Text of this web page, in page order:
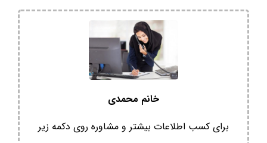
خانم محمدی
برای کسب اطلاعات بیشتر و مشاوره روی دکمه زیر